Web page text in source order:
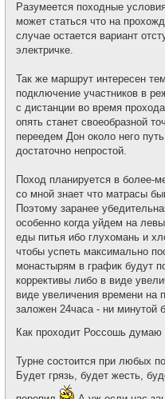
Разумеется походные
может статься что на
случае остается вариант
электричке.
Так же маршрут интересен
подключение участников в
с дистанции во время
опять станет своеобразной
переедем Дон около него
достаточно непростой.
Поход планируется в более-
со мной знает что матрасы
Поэтому заранее
особенно когда уйдем на
еды питья ибо глухомань и
чтобы успеть максимально
монастырям в график будут
коррективы либо в виде
виде увеличения времени на
заложен 24часа - ни минутой
Как проходит Россошь думаю
Турне состоится при любых
Будет грязь, будет жесть,